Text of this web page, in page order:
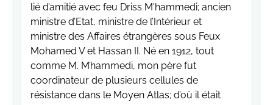
lié d’amitié avec feu Driss M'hammedi; ancien
ministre d’Etat, ministre de l’Intérieur et
ministre des Affaires étrangères sous Feux
Mohamed V et Hassan II. Né en 1912, tout
comme M. M’hammedi, mon père fut
coordinateur de plusieurs cellules de
résistance dans le Moyen Atlas; d’où il était